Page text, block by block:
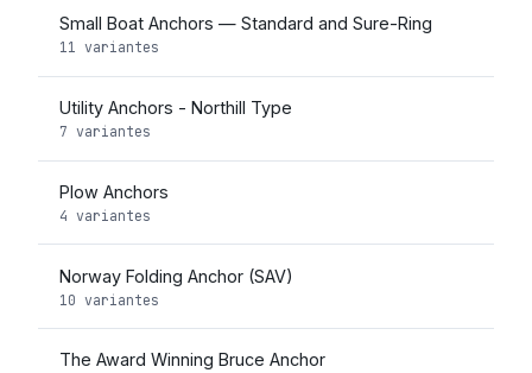
Small Boat Anchors — Standard and Sure-Ring
11 variantes
Utility Anchors - Northill Type
7 variantes
Plow Anchors
4 variantes
Norway Folding Anchor (SAV)
10 variantes
The Award Winning Bruce Anchor